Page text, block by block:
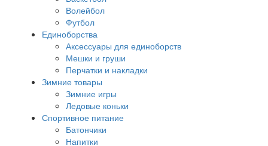
Волейбол
Футбол
Единоборства
Аксессуары для единоборств
Мешки и груши
Перчатки и накладки
Зимние товары
Зимние игры
Ледовые коньки
Спортивное питание
Батончики
Напитки